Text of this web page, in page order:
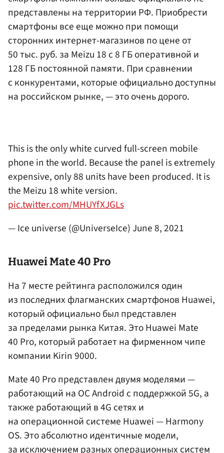
представлены на территории РФ. Приобрести
смартфоны все еще можно при помощи
сторонних интернет-магазинов по цене от
50 тыс. руб. за Meizu 18 с 8 ГБ оперативной и
128 ГБ постоянной памяти. При сравнении
с конкурентами, которые официально доступны
на российском рынке, — это очень дорого.
This is the only white curved full-screen mobile
phone in the world. Because the panel is extremely
expensive, only 88 units have been produced. It is
the Meizu 18 white version.
pic.twitter.com/MHUYfXJGLs
— Ice universe (@UniverseIce)June 8, 2021
Huawei Mate 40 Pro
На 7 месте рейтинга расположился один
из последних флагманских смартфонов Huawei,
который официально был представлен
за пределами рынка Китая. Это Huawei Mate
40 Pro, который работает на фирменном чипе
компании Kirin 9000.
Mate 40 Pro представлен двумя моделями —
работающий на ОС Android с поддержкой 5G, а
также работающий в 4G сетях и
на операционной системе Huawei — Harmony
OS. Это абсолютно идентичные модели,
за исключением разных операционных систем